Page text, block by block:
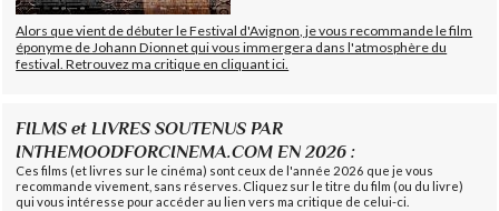
Alors que vient de débuter le Festival d'Avignon, je vous recommande le film
éponyme de Johann Dionnet qui vous immergera dans l'atmosphère du
festival. Retrouvez ma critique en cliquant ici.
FILMS et LIVRES SOUTENUS PAR
INTHEMOODFORCINEMA.COM EN 2026 :
Ces films (et livres sur le cinéma) sont ceux de l'année 2026 que je vous
recommande vivement, sans réserves. Cliquez sur le titre du film (ou du livre)
qui vous intéresse pour accéder au lien vers ma critique de celui-ci.